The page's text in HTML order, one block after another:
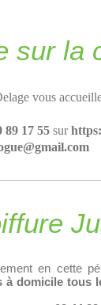
sur la
vous
89 17 55sur
en cette
à domicile tous